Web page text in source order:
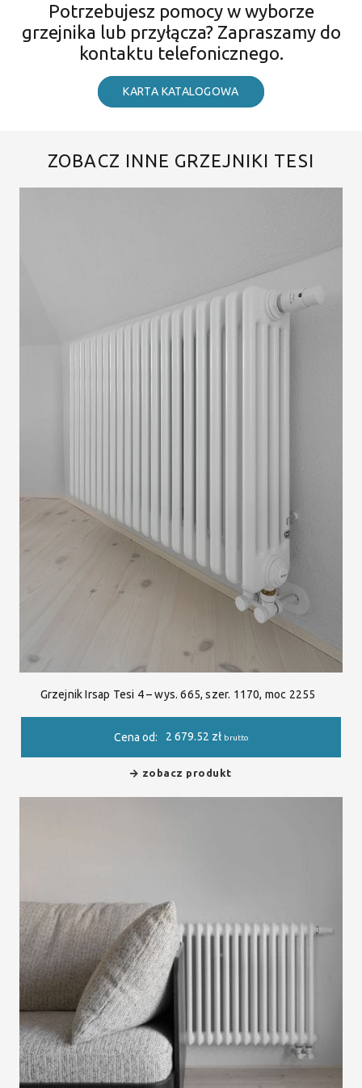
Potrzebujesz pomocy w wyborze
grzejnika lub przyłącza? Zapraszamy do
kontaktu telefonicznego.
KARTA KATALOGOWA
ZOBACZ INNE GRZEJNIKI TESI
Grzejnik Irsap Tesi 4 – wys. 665, szer. 1170, moc 2255
Cena od: 2 679.52 zł brutto
zobacz produkt